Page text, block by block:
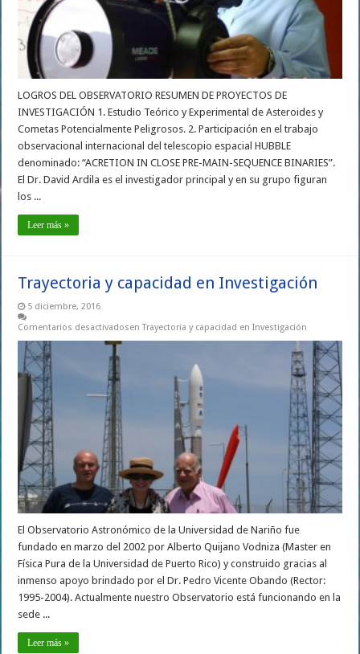
LOGROS DEL OBSERVATORIO RESUMEN DE PROYECTOS DE
INVESTIGACIÓN 1. Estudio Teórico y Experimental de Asteroides y
Cometas Potencialmente Peligrosos. 2. Participación en el trabajo
observacional internacional del telescopio espacial HUBBLE
denominado: “ACRETION IN CLOSE PRE-MAIN-SEQUENCE BINARIES”.
El Dr. David Ardila es el investigador principal y en su grupo figuran
los ...
Leer más »
Trayectoria y capacidad en Investigación
5 diciembre, 2016
Comentarios desactivadosen Trayectoria y capacidad en Investigación
El Observatorio Astronómico de la Universidad de Nariño fue
fundado en marzo del 2002 por Alberto Quijano Vodniza (Master en
Física Pura de la Universidad de Puerto Rico) y construido gracias al
inmenso apoyo brindado por el Dr. Pedro Vicente Obando (Rector:
1995-2004). Actualmente nuestro Observatorio está funcionando en la
sede ...
Leer más »